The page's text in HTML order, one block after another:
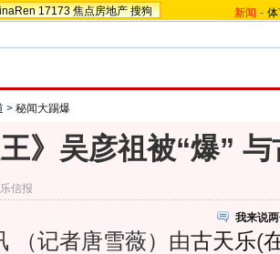
17173 焦点房地产 搜狗 新闻 -
> 秘闻大踢爆
王》吴彦祖被“爆”
信报
我来说
记者唐雪薇）由古天乐(